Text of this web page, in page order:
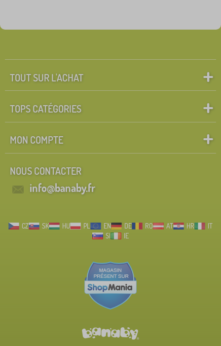
TOUT SUR L'ACHAT
TOPS CATÉGORIES
MON COMPTE
NOUS CONTACTER
info@banaby.fr
CZ SK HU PL EN DE RO AT HR
IT
SI
IE